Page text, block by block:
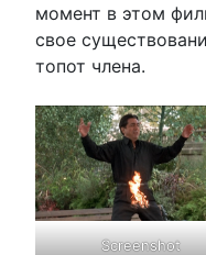
момент в этом
свое
топот члена.
Screenshot